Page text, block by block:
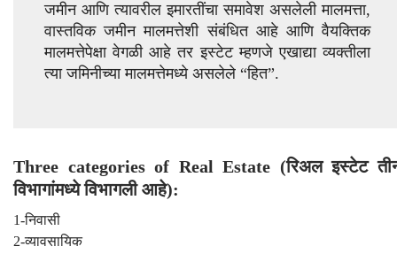
जमीन आणि त्यावरील इमारतींचा समावेश असलेली मालमत्ता,
वास्तविक जमीन मालमत्तेशी संबंधित आहे आणि वैयक्तिक
मालमत्तेपेक्षा वेगळी आहे तर इस्टेट म्हणजे एखाद्या व्यक्तीला
त्या जमिनीच्या मालमत्तेमध्ये असलेले “हित”.
Three categories of Real Estate (रिअल इस्टेट
विभागांमध्ये विभागली आहे):
1-निवासी
2-व्यावसायिक